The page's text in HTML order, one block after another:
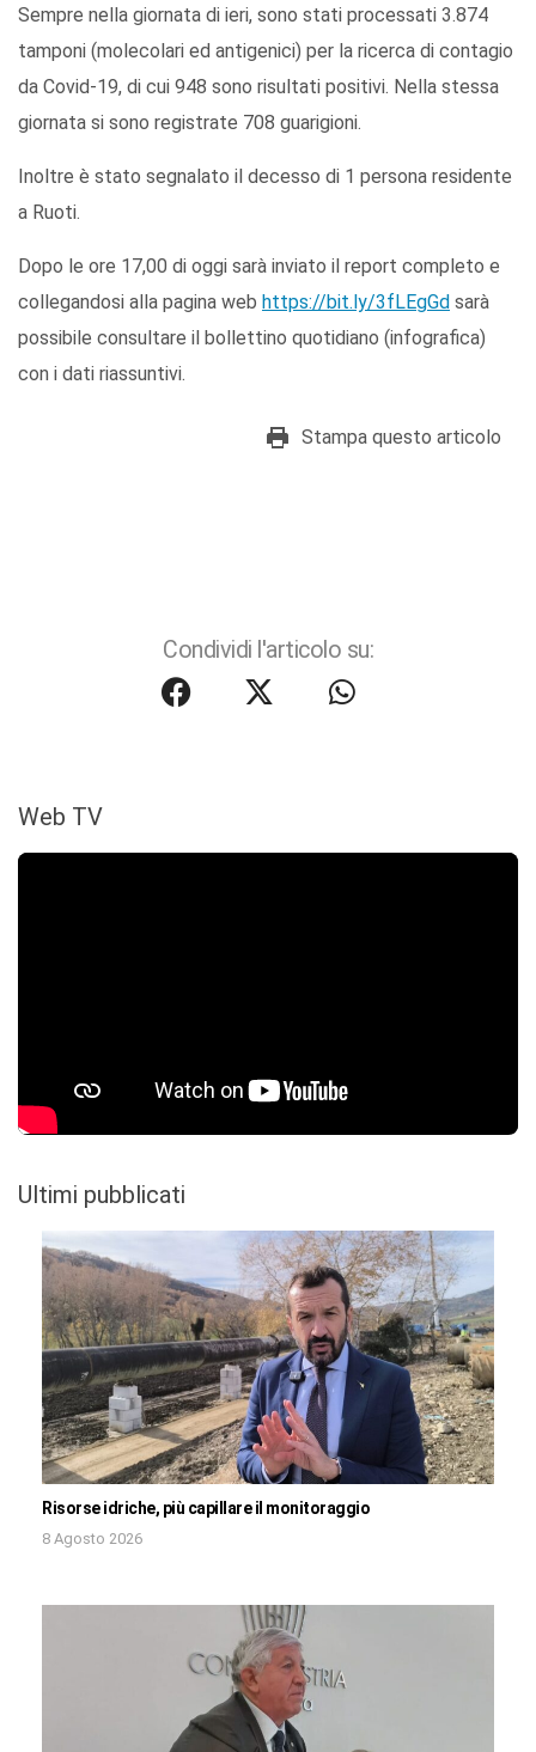
Sempre nella giornata di ieri, sono stati processati 3.874
tamponi (molecolari ed antigenici) per la ricerca di contagio
da Covid-19, di cui 948 sono risultati positivi. Nella stessa
giornata si sono registrate 708 guarigioni.
Inoltre è stato segnalato il decesso di 1 persona residente
a Ruoti.
Dopo le ore 17,00 di oggi sarà inviato il report completo e
collegandosi alla pagina web https://bit.ly/3fLEgGd sarà
possibile consultare il bollettino quotidiano (infografica)
con i dati riassuntivi.
Stampa questo articolo
Condividi l'articolo su:
Web TV
Ultimi pubblicati
Risorse idriche, più capillare il monitoraggio
8 Agosto 2026